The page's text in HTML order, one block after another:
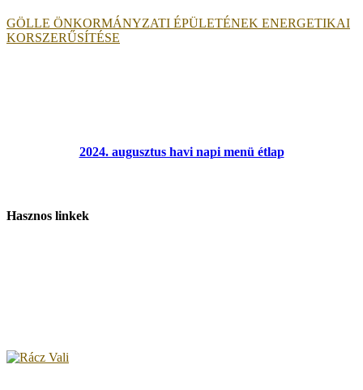
GÖLLE ÖNKORMÁNYZATI ÉPÜLETÉNEK ENERGETIKAI
KORSZERŰSÍTÉSE
2024. augusztus havi napi menü étlap
Hasznos linkek